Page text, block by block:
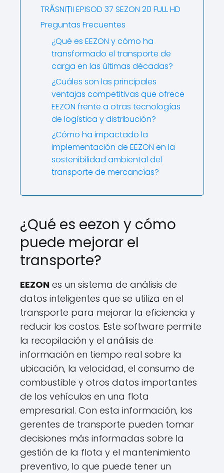
TRĂSNIȚII EPISOD 37 SEZON 20 FULL HD
Preguntas Frecuentes
¿Qué es EEZON y cómo ha
transformado el transporte de
carga en las últimas décadas?
¿Cuáles son las principales
ventajas competitivas que ofrece
EEZON frente a otras tecnologías
de logística y distribución?
¿Cómo ha impactado la
implementación de EEZON en la
sostenibilidad ambiental del
transporte de mercancías?
¿Qué es eezon y cómo
puede mejorar el
transporte?
EEZON es un sistema de análisis de
datos inteligentes que se utiliza en el
transporte para mejorar la eficiencia y
reducir los costos. Este software permite
la recopilación y el análisis de
información en tiempo real sobre la
ubicación, la velocidad, el consumo de
combustible y otros datos importantes
de los vehículos en una flota
empresarial. Con esta información, los
gerentes de transporte pueden tomar
decisiones más informadas sobre la
gestión de la flota y el mantenimiento
preventivo, lo que puede tener un